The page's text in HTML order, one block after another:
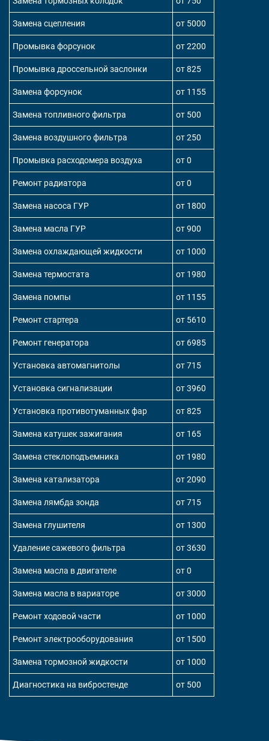
Замена сцепления от 5000
Промывка форсунок от 2200
Промывка дроссельной заслонки от 825
Замена форсунок от 1155
Замена топливного фильтра от 500
Замена воздушного фильтра от 250
Промывка расходомера воздуха от 0
Ремонт радиатора от 0
Замена насоса ГУР от 1800
Замена масла ГУР от 900
Замена охлаждающей жидкости от 1000
Замена термостата от 1980
Замена помпы от 1155
Ремонт стартера от 5610
Ремонт генератора от 6985
Установка автомагнитолы от 715
Установка сигнализации от 3960
Установка противотуманных фар от 825
Замена катушек зажигания от 165
Замена стеклоподъемника от 1980
Замена катализатора от 2090
Замена лямбда зонда от 715
Замена глушителя от 1300
Удаление сажевого фильтра от 3630
Замена масла в двигателе от 0
Замена масла в вариаторе от 3000
Ремонт ходовой части от 1000
Ремонт электрооборудования от 1500
Замена тормозной жидкости от 1000
Диагностика на вибростенде от 500